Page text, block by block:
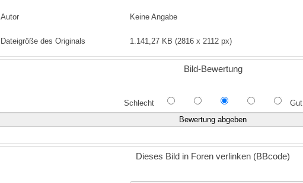
Autor Keine Angabe
Dateigröße des Originals 1.141,27 KB (2816 x 2112 px)
Bild-Bewertung
Schlecht Gut
Dieses Bild in Foren verlinken (BBcode)